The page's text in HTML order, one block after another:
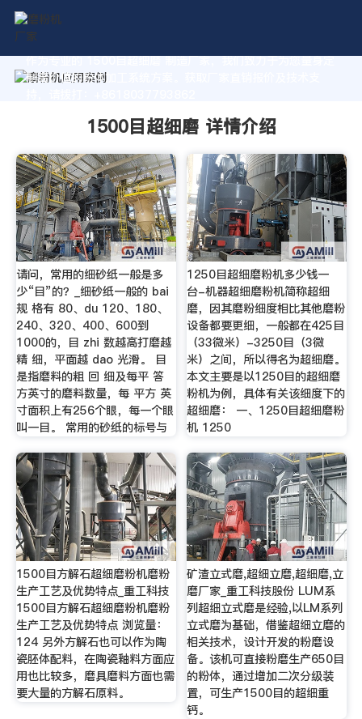
作为专业的 1500目超细磨 制造厂家，我们致力于为您量身定
制高价值的粉体加工系统方案。获取厂家直销报价及技术支
1500目超细磨 详情介绍
请问，常用的细砂纸一般是多
少“目”的？_细砂纸一般的 bai
规 格有 80、du 120、180、
240、320、400、600到
1000的，目 zhi 数越高打磨越
精 细，平面越 dao 光滑。 目
是指磨料的粗 回 细及每平 答
方英寸的磨料数量，每 平方 英
寸面积上有256个眼，每一个眼
叫一目。 常用的砂纸的标号与
1250目超细磨粉机多少钱一
台-机器超细磨粉机简称超细
磨，因其磨粉细度相比其他磨粉
设备都要更细，一般都在425目
（33微米）-3250目（3微
米）之间，所以得名为超细磨。
本文主要是以1250目的超细磨
粉机为例，具体有关该细度下的
超细磨： 一、1250目超细磨粉
机 1250
1500目方解石超细磨粉机磨粉
生产工艺及优势特点_重工科技
1500目方解石超细磨粉机磨粉
生产工艺及优势特点 浏览量：
124 另外方解石也可以作为陶
瓷胚体配料，在陶瓷釉料方面应
用也比较多，磨具磨料方面也需
要大量的方解石原料。
矿渣立式磨,超细立磨,超细磨,立
磨厂家_重工科技股份 LUM系
列超细立式磨是经验,以LM系列
立式磨为基础，借鉴超细立磨的
相关技术，设计开发的粉磨设
备。该机可直接粉磨生产650目
的粉体，通过增加二次分级装
置，可生产1500目的超细重
钙。